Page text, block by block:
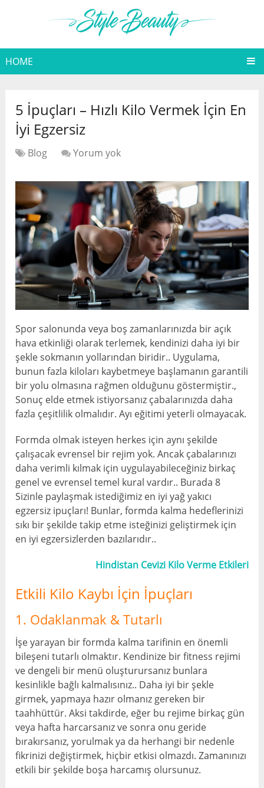
HOME
5 İpuçları – Hızlı Kilo Vermek İçin En
İyi Egzersiz
Blog Yorum yok
Spor salonunda veya boş zamanlarınızda bir açık
hava etkinliği olarak terlemek, kendinizi daha iyi bir
şekle sokmanın yollarından biridir.. Uygulama,
bunun fazla kiloları kaybetmeye başlamanın garantili
bir yolu olmasına rağmen olduğunu göstermiştir.,
Sonuç elde etmek istiyorsanız çabalarınızda daha
fazla çeşitlilik olmalıdır. Ayı eğitimi yeterli olmayacak.
Formda olmak isteyen herkes için aynı şekilde
çalışacak evrensel bir rejim yok. Ancak çabalarınızı
daha verimli kılmak için uygulayabileceğiniz birkaç
genel ve evrensel temel kural vardır.. Burada 8
Sizinle paylaşmak istediğimiz en iyi yağ yakıcı
egzersiz ipuçları! Bunlar, formda kalma hedeflerinizi
sıkı bir şekilde takip etme isteğinizi geliştirmek için
en iyi egzersizlerden bazılarıdır..
Hindistan Cevizi Kilo Verme Etkileri
Etkili Kilo Kaybı İçin İpuçları
1. Odaklanmak & Tutarlı
İşe yarayan bir formda kalma tarifinin en önemli
bileşeni tutarlı olmaktır. Kendinize bir fitness rejimi
ve dengeli bir menü oluşturursanız bunlara
kesinlikle bağlı kalmalısınız.. Daha iyi bir şekle
girmek, yapmaya hazır olmanız gereken bir
taahhüttür. Aksi takdirde, eğer bu rejime birkaç gün
veya hafta harcarsanız ve sonra onu geride
bırakırsanız, yorulmak ya da herhangi bir nedenle
fikrinizi değiştirmek, hiçbir etkisi olmazdı. Zamanınızı
etkili bir şekilde boşa harcamış olursunuz.